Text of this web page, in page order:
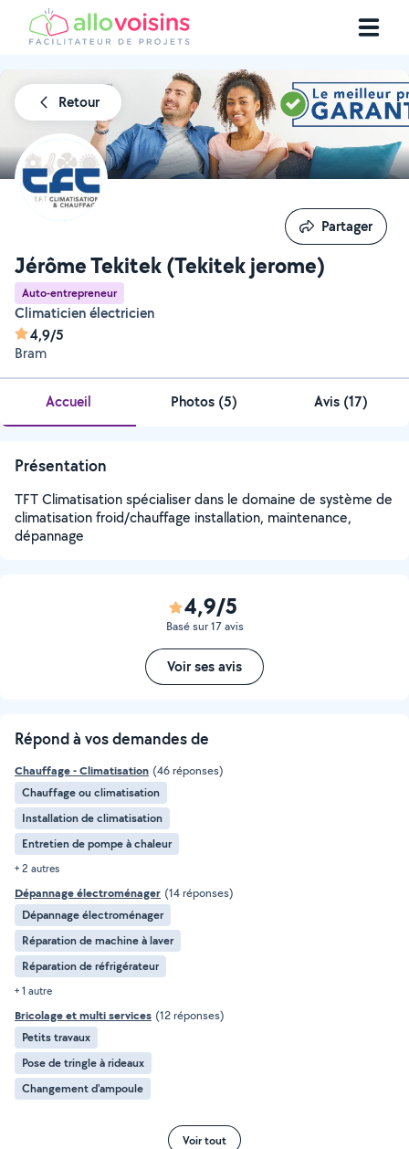
Retour
Jérôme Tekitek (Tekitek jerome)
Auto-entrepreneur
Climaticien électricien
4,9/5
Bram
Partager
Partager
Accueil Photos (5) Avis (17)
Présentation
TFT Climatisation spécialiser dans le domaine de système de
climatisation froid/chauffage installation, maintenance,
dépannage
4,9/5
Basé sur 17 avis
Voir ses avis
Répond à vos demandes de
Chauffage - Climatisation (46 réponses)
Chauffage ou climatisation
Installation de climatisation
Entretien de pompe à chaleur
+ 2 autres
Dépannage électroménager (14 réponses)
Dépannage électroménager
Réparation de machine à laver
Réparation de réfrigérateur
+ 1 autre
Bricolage et multi services (12 réponses)
Petits travaux
Pose de tringle à rideaux
Changement d'ampoule
Voir tout